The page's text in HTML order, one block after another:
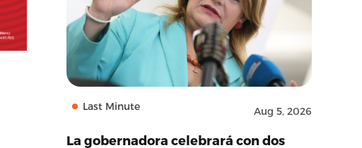
Last Minute Aug 5, 2026
La gobernadora celebrará con dos